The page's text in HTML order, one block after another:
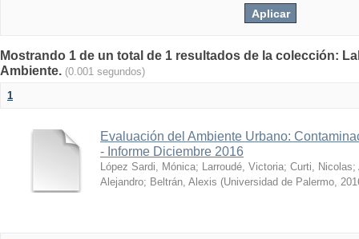
Mostrando 1 de un total de 1 resultados de la colección:
Ambiente. (0.001 segundos)
1
Evaluación del Ambiente Urbano:
- Informe Diciembre 2016
López Sardi, Mónica; Larroudé, Victoria; Curti, Nicolas;
Alejandro; Beltrán, Alexis (Universidad de Palermo,